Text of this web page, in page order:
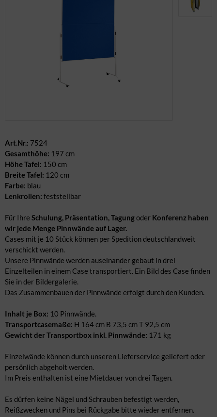
Art.Nr.: 7524
Gesamthöhe: 197 cm
Höhe Tafel: 150 cm
Breite Tafel: 120 cm
Farbe: blau
Lenkrollen: feststellbar
Für Ihre Schulung, Präsentation, Tagungoder Konferenz haben
wir jede Menge Pinnwände auf Lager.
Cases mit je 10 Stück können per Spedition deutschlandweit
verschickt werden.
Unsere Pinnwände werden auseinander gebaut in drei
Einzelteilen in einem Case transportiert. Ein Bild des Case finden
Sie in der Bildergalerie.
Das Zusammenbauen der Pinnwände erfolgt durch den Kunden.
Inhalt je Box: 10 Pinnwände.
Transportcasemaße: H 164 cm B 73,5 cm T 92,5 cm
Gewicht der Transportbox inkl. Pinnwände: 171 kg
Einzelwände können durch unseren Lieferservice geliefert oder
persönlich abgeholt werden.
Im Preis enthalten ist eine Mietdauer von drei Tagen.
Es dürfen keine Nägel und Schrauben befestigt werden,
Reißzwecken und Pins bei Rückgabe bitte wieder entfernen.